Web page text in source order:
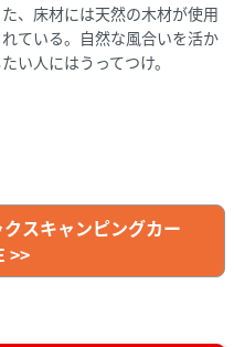
た、床材には天然の木材が使用
れている。自然な風合いを活か
たい人にはうってつけ。
クスキャンピングカー
>>